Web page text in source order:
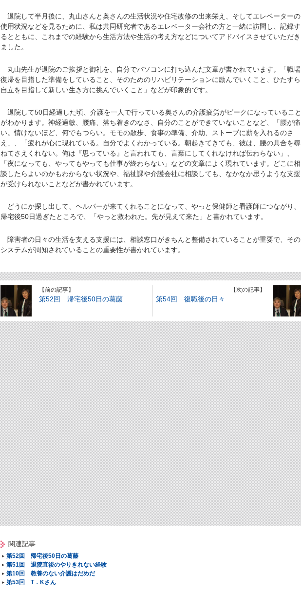
退院して半月後に、丸山さんと奥さんの生活状況や住宅改修の出来栄え、そしてエレベーターの
使用状況などを見るために、私は共同研究者であるエレベーター会社の方と一緒に訪問し、記録す
るとともに、これまでの経験から生活方法や生活の考え方などについてアドバイスさせていただき
ました。
丸山先生が退院のご挨拶と御礼を、自分でパソコンに打ち込んだ文章が書かれています。「職場
復帰を目指した準備をしていること、そのためのリハビリテーションに励んでいくこと、ひたすら
自立を目指して新しい生き方に挑んでいくこと」などが印象的です。
退院して50日経過した頃、介護を一人で行っている奥さんの介護疲労がピークになっていること
がわかります。神経過敏、腰痛、落ち着きのなさ、自分のことができていないことなど、「腰が痛
い。情けないほど、何でもつらい。モモの散歩、食事の準備、介助、ストーブに薪を入れるのさ
え」、「疲れが心に現れている。自分でよくわかっている。朝起きてきても、彼は、腰の具合を尋
ねてさえくれない。俺は『思っている』と言われても、言葉にしてくれなければ伝わらない」、
「夜になっても、やってもやっても仕事が終わらない」などの文章によく現れています。どこに相
談したらよいのかもわからない状況や、福祉課や介護会社に相談しても、なかなか思うような支援
が受けられないことなどが書かれています。
どうにか探し出して、ヘルパーが来てくれることになって、やっと保健師と看護師につながり、
帰宅後50日過ぎたところで、「やっと救われた。先が見えて来た」と書かれています。
障害者の日々の生活を支える支援には、相談窓口がきちんと整備されていることが重要で、その
システムが周知されていることの重要性が書かれています。
【前の記事】
第52回 帰宅後50日の葛藤
【次の記事】
第54回 復職後の日々
関連記事
第52回 帰宅後50日の葛藤
第51回 退院直後のやりきれない経験
第10回 教養のない介護はだめだ
第53回 T．Kさん